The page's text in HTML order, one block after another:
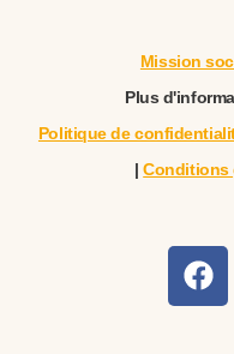
Mission
Plus
Politique de
|Conditions